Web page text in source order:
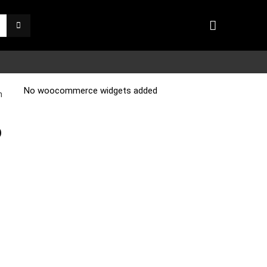
No woocommerce widgets added